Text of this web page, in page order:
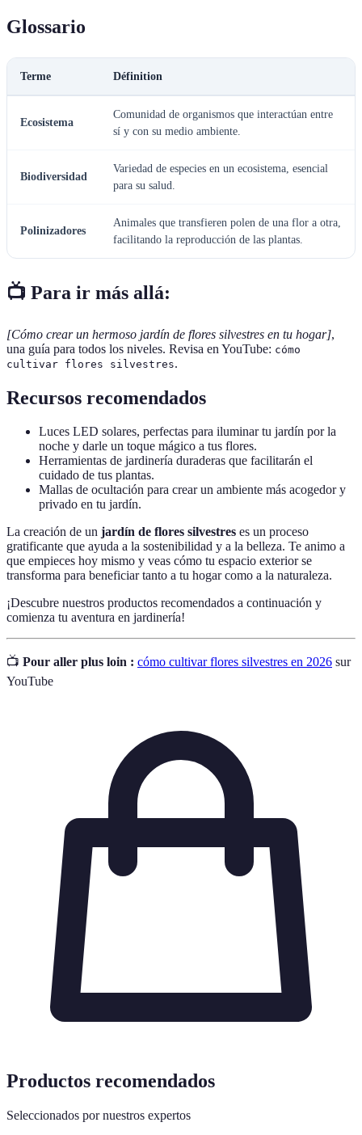
Glossario
Terme Définition
Ecosistema
Comunidad de organismos que interactúan entre
sí y con su medio ambiente.
Biodiversidad
Variedad de especies en un ecosistema, esencial
para su salud.
Polinizadores
Animales que transfieren polen de una flor a otra,
facilitando la reproducción de las plantas.
📺 Para ir más allá:
[Cómo crear un hermoso jardín de flores silvestres en tu hogar],
una guía para todos los niveles. Revisa en YouTube: cómo
cultivar flores silvestres.
Recursos recomendados
Luces LED solares, perfectas para iluminar tu jardín por la
noche y darle un toque mágico a tus flores.
Herramientas de jardinería duraderas que facilitarán el
cuidado de tus plantas.
Mallas de ocultación para crear un ambiente más acogedor y
privado en tu jardín.
La creación de un jardín de flores silvestres es un proceso
gratificante que ayuda a la sostenibilidad y a la belleza. Te animo a
que empieces hoy mismo y veas cómo tu espacio exterior se
transforma para beneficiar tanto a tu hogar como a la naturaleza.
¡Descubre nuestros productos recomendados a continuación y
comienza tu aventura en jardinería!
📺 Pour aller plus loin : cómo cultivar flores silvestres en 2026 sur
YouTube
Productos recomendados
Seleccionados por nuestros expertos